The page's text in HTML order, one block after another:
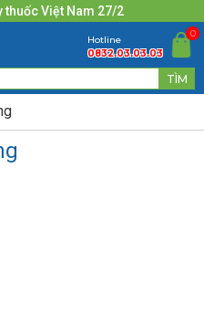
thuốc Việt Nam 27/2
0
Hotline
0832.03.03.03